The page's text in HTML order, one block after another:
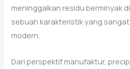
meninggalkan residu berminyak
sebuah karakteristik yang
modern.
Dari perspektif manufaktur,